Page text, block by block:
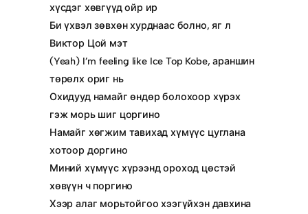
хүсдэг хөвгүүд ойр ир
Би үхвэл зөвхөн хурднаас болно, яг л
Виктор Цой мэт
(Yeah) I’m feeling like Ice Top Kobe, араншин
төрөлх ориг нь
Охидууд намайг өндөр болохоор хүрэх
гэж морь шиг цоргино
Намайг хөгжим тавихад хүмүүс цуглана
хотоор доргино
Миний хүмүүс хүрээнд ороход цөстэй
хөвүүн ч поргино
Хээр алаг морьтойгоо хээгүйхэн давхина